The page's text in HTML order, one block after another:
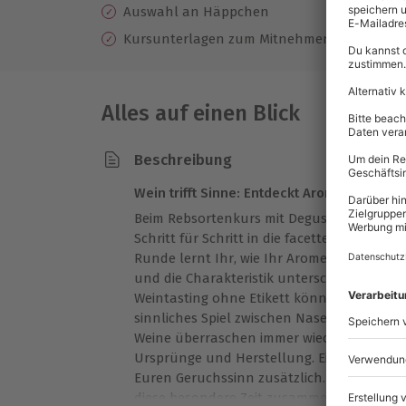
Auswahl an Häppchen
Kursunterlagen zum Mitnehmen
Alles auf einen Blick
Beschreibung
Wein trifft Sinne: Entdeckt Aromen
Beim Rebsortenkurs mit Degustation für
Schritt für Schritt in die facettenreiche
Runde lernt Ihr, wie Ihr Aromen erkennt,
und die Charakteristik unterschiedlicher
Weintasting ohne Etikett könnt Ihr Euch
sinnliches Spiel zwischen Nase, Zunge
Weine überraschen immer wieder aufs
Ursprünge und Herstellung. Ein liebevoll
Euren Geruchssinn zusätzlich. Feine
diese besondere Zeit zusammen ab.